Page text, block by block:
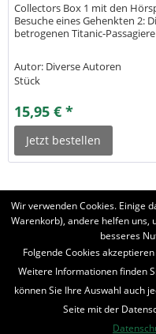
Collectors Box 1 mit den
Besuche eines Gehenkten 2:
betrogenen Titanic-
Autor: Diverse Autoren
Stück
15,95 € *
Jetzt bestellen
BELIEBTE SERIEN
UNSER SHOP
Wir verwenden Cookies. Einige
Warenkorb), andere helfen uns,
besseres
Folgende Cookies
Weitere Informationen finden
können Sie Ihre Auswahl auch
Seite mit der